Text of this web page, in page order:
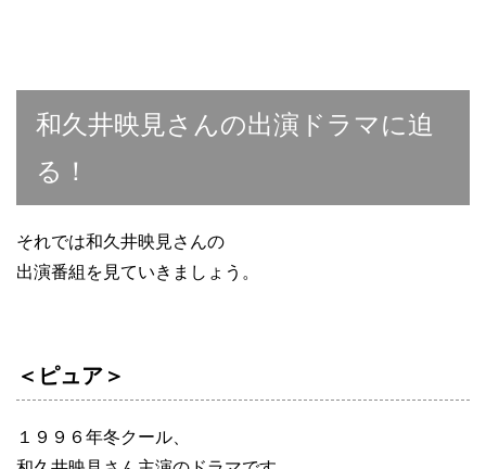
和久井映見さんの出演ドラマに迫
る！
それでは和久井映見さんの
出演番組を見ていきましょう。
＜ピュア＞
１９９６年冬クール、